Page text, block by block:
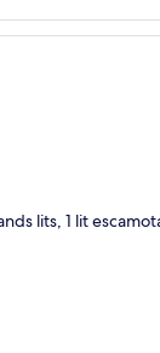
Un
lits, 1 lit